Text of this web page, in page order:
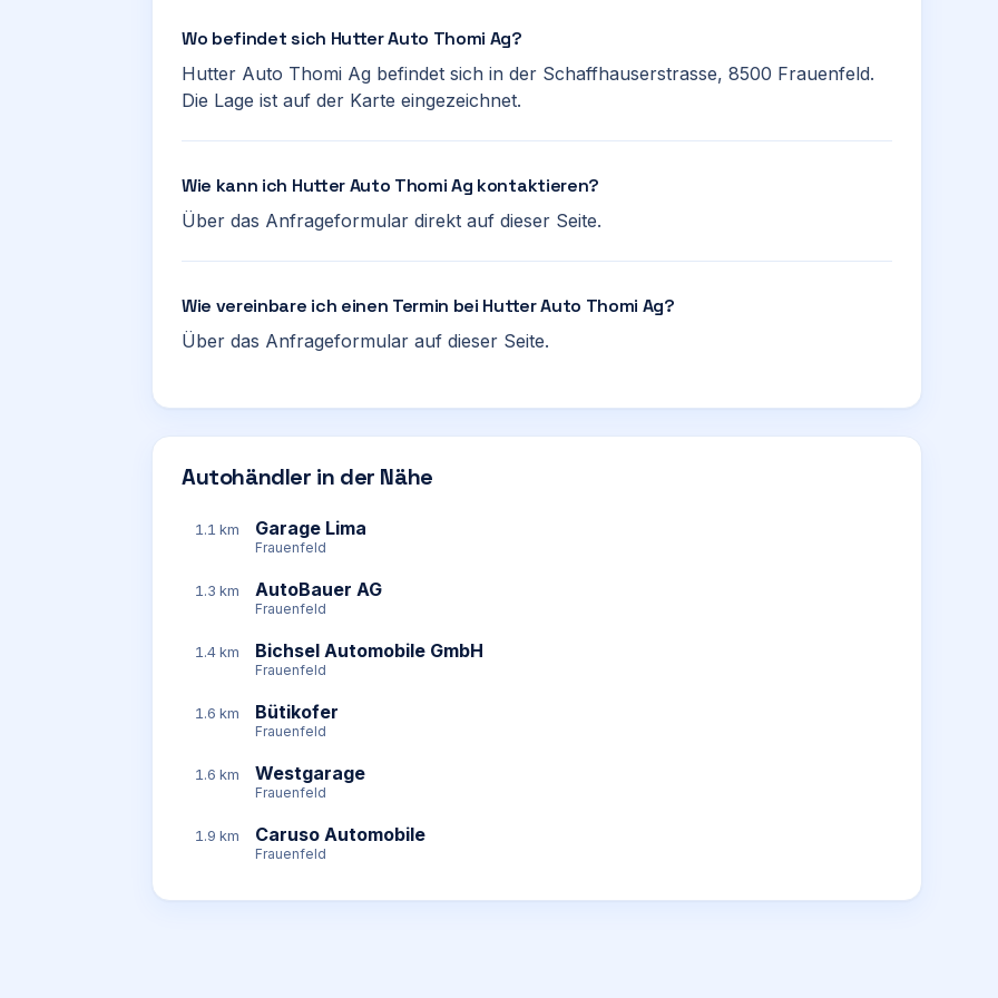
Wo befindet sich Hutter Auto Thomi Ag?
Hutter Auto Thomi Ag befindet sich in der Schaffhauserstrasse, 8500 Frauenfeld.
Die Lage ist auf der Karte eingezeichnet.
Wie kann ich Hutter Auto Thomi Ag kontaktieren?
Über das Anfrageformular direkt auf dieser Seite.
Wie vereinbare ich einen Termin bei Hutter Auto Thomi Ag?
Über das Anfrageformular auf dieser Seite.
Autohändler in der Nähe
1.1 km Garage Lima
Frauenfeld
1.3 km AutoBauer AG
Frauenfeld
1.4 km Bichsel Automobile GmbH
Frauenfeld
1.6 km Bütikofer
Frauenfeld
1.6 km Westgarage
Frauenfeld
1.9 km Caruso Automobile
Frauenfeld